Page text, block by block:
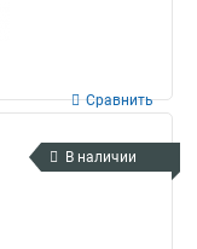
Сравнить
В наличии